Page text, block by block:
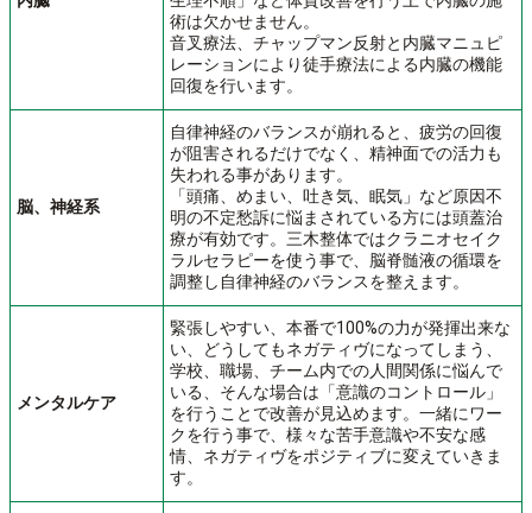
術は欠かせません。
音叉療法、チャップマン反射と内臓マニュピ
レーションにより徒手療法による内臓の機能
回復を行います。
脳、神経系
自律神経のバランスが崩れると、疲労の回復
が阻害されるだけでなく、精神面での活力も
失われる事があります。
「頭痛、めまい、吐き気、眠気」など原因不
明の不定愁訴に悩まされている方には頭蓋治
療が有効です。三木整体ではクラニオセイク
ラルセラピーを使う事で、脳脊髄液の循環を
調整し自律神経のバランスを整えます。
メンタルケア
緊張しやすい、本番で100%の力が発揮出来な
い、どうしてもネガティヴになってしまう、
学校、職場、チーム内での人間関係に悩んで
いる、そんな場合は「意識のコントロール」
を行うことで改善が見込めます。一緒にワー
クを行う事で、様々な苦手意識や不安な感
情、ネガティヴをポジティブに変えていきま
す。